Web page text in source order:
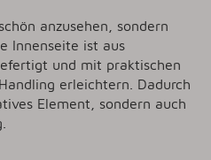
anzusehen, sondern
Innenseite ist aus
und mit praktischen
erleichtern. Dadurch
Element, sondern auch